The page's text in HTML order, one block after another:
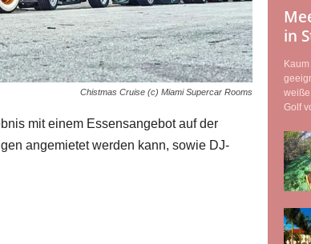
Chistmas Cruise (c) Miami Supercar Rooms
mit einem Essensangebot auf der
angemietet werden kann, sowie DJ-
in
Golf